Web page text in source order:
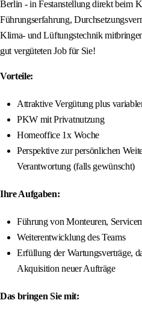
Berlin - in Festanstellung direkt beim
Führungserfahrung,
Klima- und Lüftungstechnik
gut vergüteten Job für Sie!
Vorteile:
Attraktive Vergütung plus
PKW mit Privatnutzung
Homeoffice 1x Woche
Perspektive zur persönlichen
Verantwortung (falls gewünscht)
Ihre Aufgaben:
Führung von Monteuren,
Weiterentwicklung des Teams
Erfüllung der Wartungsverträge,
Akquisition neuer Aufträge
Das bringen Sie mit: